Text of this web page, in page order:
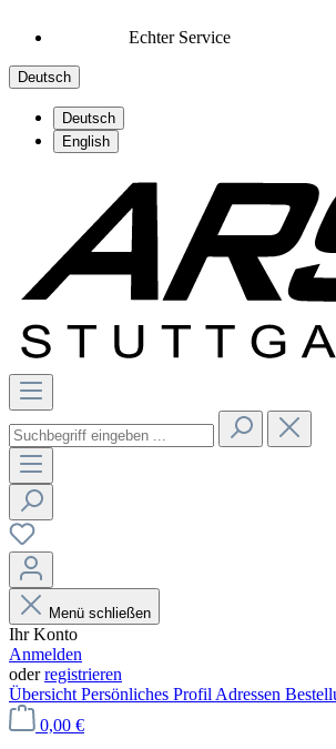
Echter Service
Deutsch
Deutsch
English
Menü schließen
Ihr Konto
Anmelden
oderregistrieren
Übersicht Persönliches Profil Adressen
0,00 €